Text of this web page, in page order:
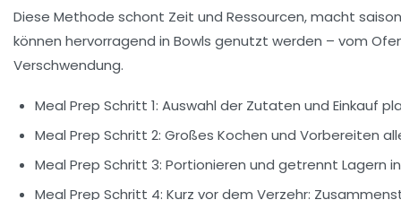
Diese Methode schont Zeit und Ressourcen, macht
können hervorragend in Bowls genutzt werden – vom
Verschwendung.
Meal Prep Schritt 1: Auswahl der Zutaten und Einkauf
Meal Prep Schritt 2: Großes Kochen und Vorbereiten
Meal Prep Schritt 3: Portionieren und getrennt Lagern
Meal Prep Schritt 4: Kurz vor dem Verzehr: